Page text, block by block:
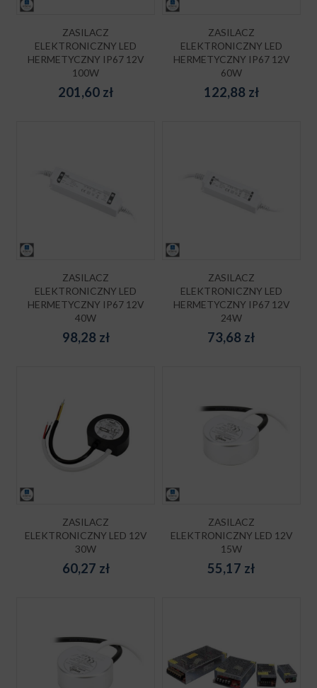
ZASILACZ
ELEKTRONICZNY LED
HERMETYCZNY IP67 12V
100W
201,60 zł
ZASILACZ
ELEKTRONICZNY LED
HERMETYCZNY IP67 12V
60W
122,88 zł
ZASILACZ
ELEKTRONICZNY LED
HERMETYCZNY IP67 12V
40W
98,28 zł
ZASILACZ
ELEKTRONICZNY LED
HERMETYCZNY IP67 12V
24W
73,68 zł
ZASILACZ
ELEKTRONICZNY LED 12V
30W
60,27 zł
ZASILACZ
ELEKTRONICZNY LED 12V
15W
55,17 zł